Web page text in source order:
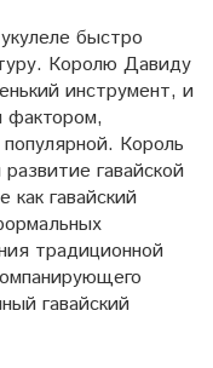
быстро
Королю Давиду
инструмент, и
фактором,
Король
гавайской
как гавайский
традиционной
гавайский